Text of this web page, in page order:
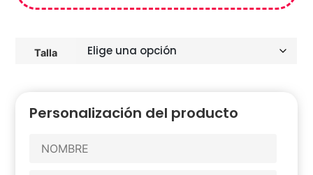
Talla
Personalización del producto